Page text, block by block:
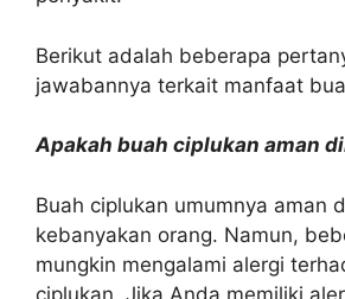
Berikut adalah beberapa
jawabannya terkait manfaat
Apakah buah ciplukan aman
Buah ciplukan umumnya aman
kebanyakan orang. Namun,
mungkin mengalami alergi
ciplukan. Jika Anda memiliki